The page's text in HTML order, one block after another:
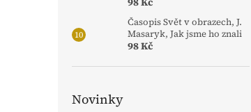
Časopis Svět v obrazech, J.
Masaryk, Jak jsme ho znali
98 Kč
Novinky